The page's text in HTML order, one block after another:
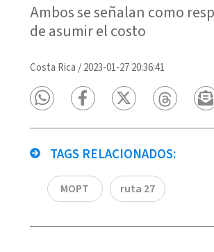
Ambos se señalan como
de asumir el costo
Costa Rica /2023-01-27 20:36:41
TAGS RELACIONADOS:
MOPT ruta 27